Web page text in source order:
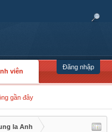
Đăng nhập
viên
gần đây
la Anh